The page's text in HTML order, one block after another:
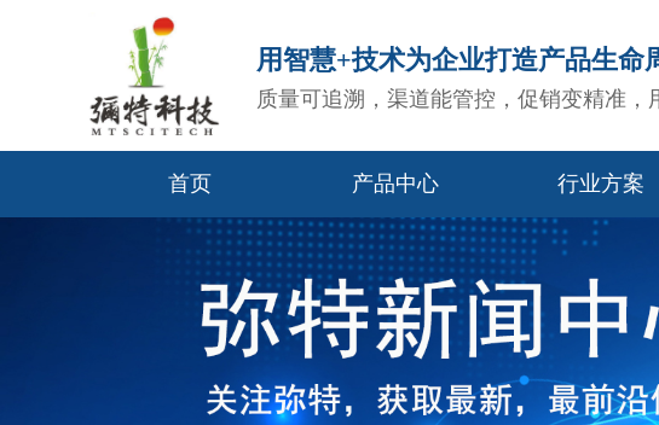
用智慧+技术为企业打造产品生命
质量可追溯，渠道能管控，促销变精准，
首页 产品中心 行业方案